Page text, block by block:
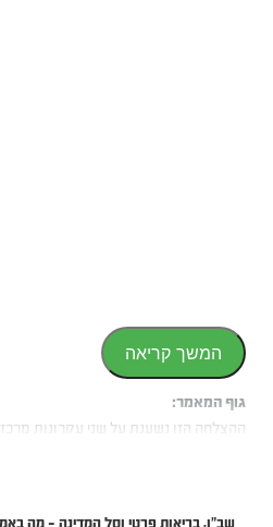
המשך קריאה
גוף המאמר:
ההצלחה הזו נשענת על שני עקרונות